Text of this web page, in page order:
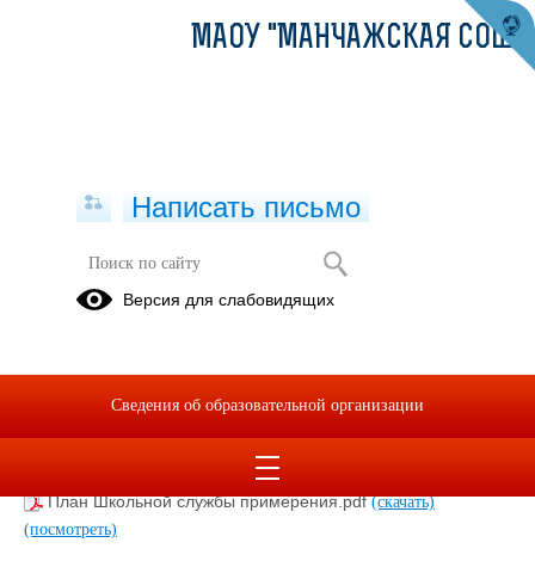
Школьная служба примирения
(скачать)
План Школьной службы примерения.pdf(скачать)
(посмотреть)
МАОУ "МАНЧАЖСКАЯ СОШ"
Написать письмо
Версия для слабовидящих
Сведения об образовательной организации